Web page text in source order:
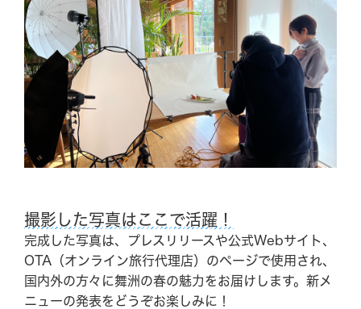
Reservation
舞洲で過ごす、すべての時間を大切にしてほしい。
撮影した写真はここで活躍！
完成した写真は、プレスリリースや公式Webサイト、
OTA（オンライン旅行代理店）のページで使用され、
国内外の方々に舞洲の春の魅力をお届けします。新メ
ニューの発表をどうぞお楽しみに！